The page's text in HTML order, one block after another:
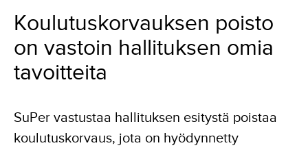
Koulutuskorvauksen poisto
on vastoin hallituksen omia
tavoitteita
SuPer vastustaa hallituksen esitystä poistaa
koulutuskorvaus, jota on hyödynnetty